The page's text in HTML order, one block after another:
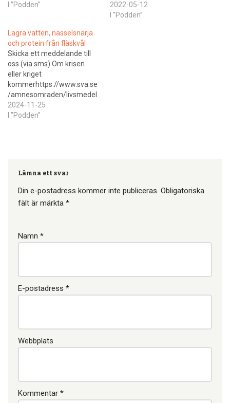
I ”Podden”
2022-05-12
I ”Podden”
Lagra vatten, nässelsnärja
och protein från fläskvål
Skicka ett meddelande till
oss (via sms) Om krisen
eller kriget
kommerhttps://www.sva.se
/amnesomraden/livsmedel
sberedskap/checklista-
forbered-din-verksamhet-
femteplats i deras bacon:
Proteinet utvinns ur
fläsksvålen. Främsta
orsaken till att man tillsätter
2024-11-25
I ”Podden”
Lämna ett svar
Din e-postadress kommer inte publiceras. Obligatoriska
fält är märkta *
Namn *
E-postadress *
Webbplats
Kommentar *